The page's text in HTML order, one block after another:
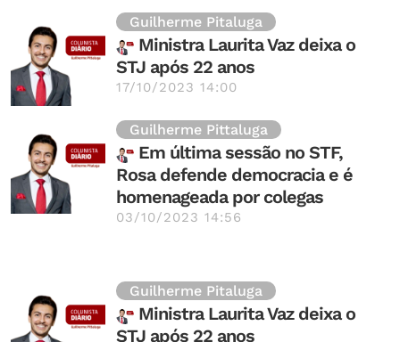
Guilherme Pitaluga
Ministra Laurita Vaz deixa o
STJ após 22 anos
17/10/2023 14:00
Guilherme Pittaluga
Em última sessão no STF,
Rosa defende democracia e é
homenageada por colegas
03/10/2023 14:56
Guilherme Pitaluga
Ministra Laurita Vaz deixa o
STJ após 22 anos